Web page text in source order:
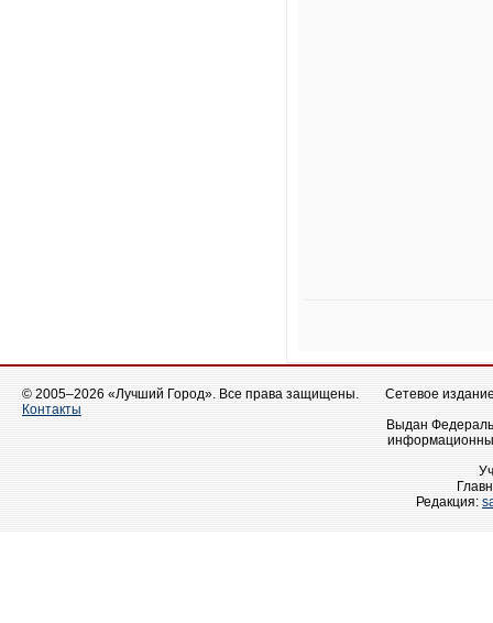
© 2005–2026 «Лучший Город». Все права защищены.
Контакты
Сетевое
Выдан
Редакция: